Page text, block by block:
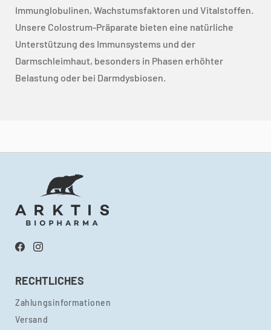
Immunglobulinen, Wachstumsfaktoren und Vitalstoffen.
Unsere Colostrum-Präparate bieten eine natürliche
Unterstützung des Immunsystems und der
Darmschleimhaut, besonders in Phasen erhöhter
Belastung oder bei Darmdysbiosen.
FacebookInstagram
RECHTLICHES
Zahlungsinformationen
Versand